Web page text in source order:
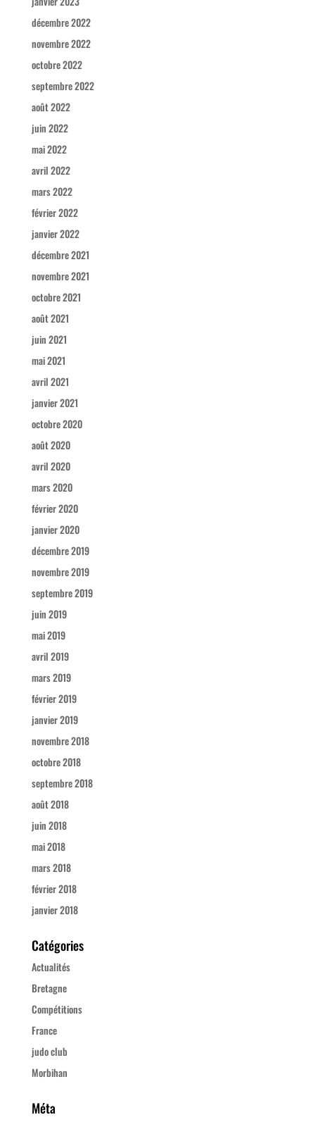
décembre 2022
novembre 2022
octobre 2022
septembre 2022
août 2022
juin 2022
mai 2022
avril 2022
mars 2022
février 2022
janvier 2022
décembre 2021
novembre 2021
octobre 2021
août 2021
juin 2021
mai 2021
avril 2021
janvier 2021
octobre 2020
août 2020
avril 2020
mars 2020
février 2020
janvier 2020
décembre 2019
novembre 2019
septembre 2019
juin 2019
mai 2019
avril 2019
mars 2019
février 2019
janvier 2019
novembre 2018
octobre 2018
septembre 2018
août 2018
juin 2018
mai 2018
mars 2018
février 2018
janvier 2018
Catégories
Actualités
Bretagne
Compétitions
France
judo club
Morbihan
Méta